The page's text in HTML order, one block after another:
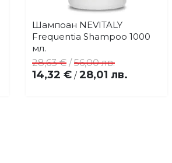
Добави
в
Купи
Шампоан NEVITALY
Frequentia Shampoo 1000
мл.
14,32 € / 28,01 лв.
28,63 € /56,00 лв.